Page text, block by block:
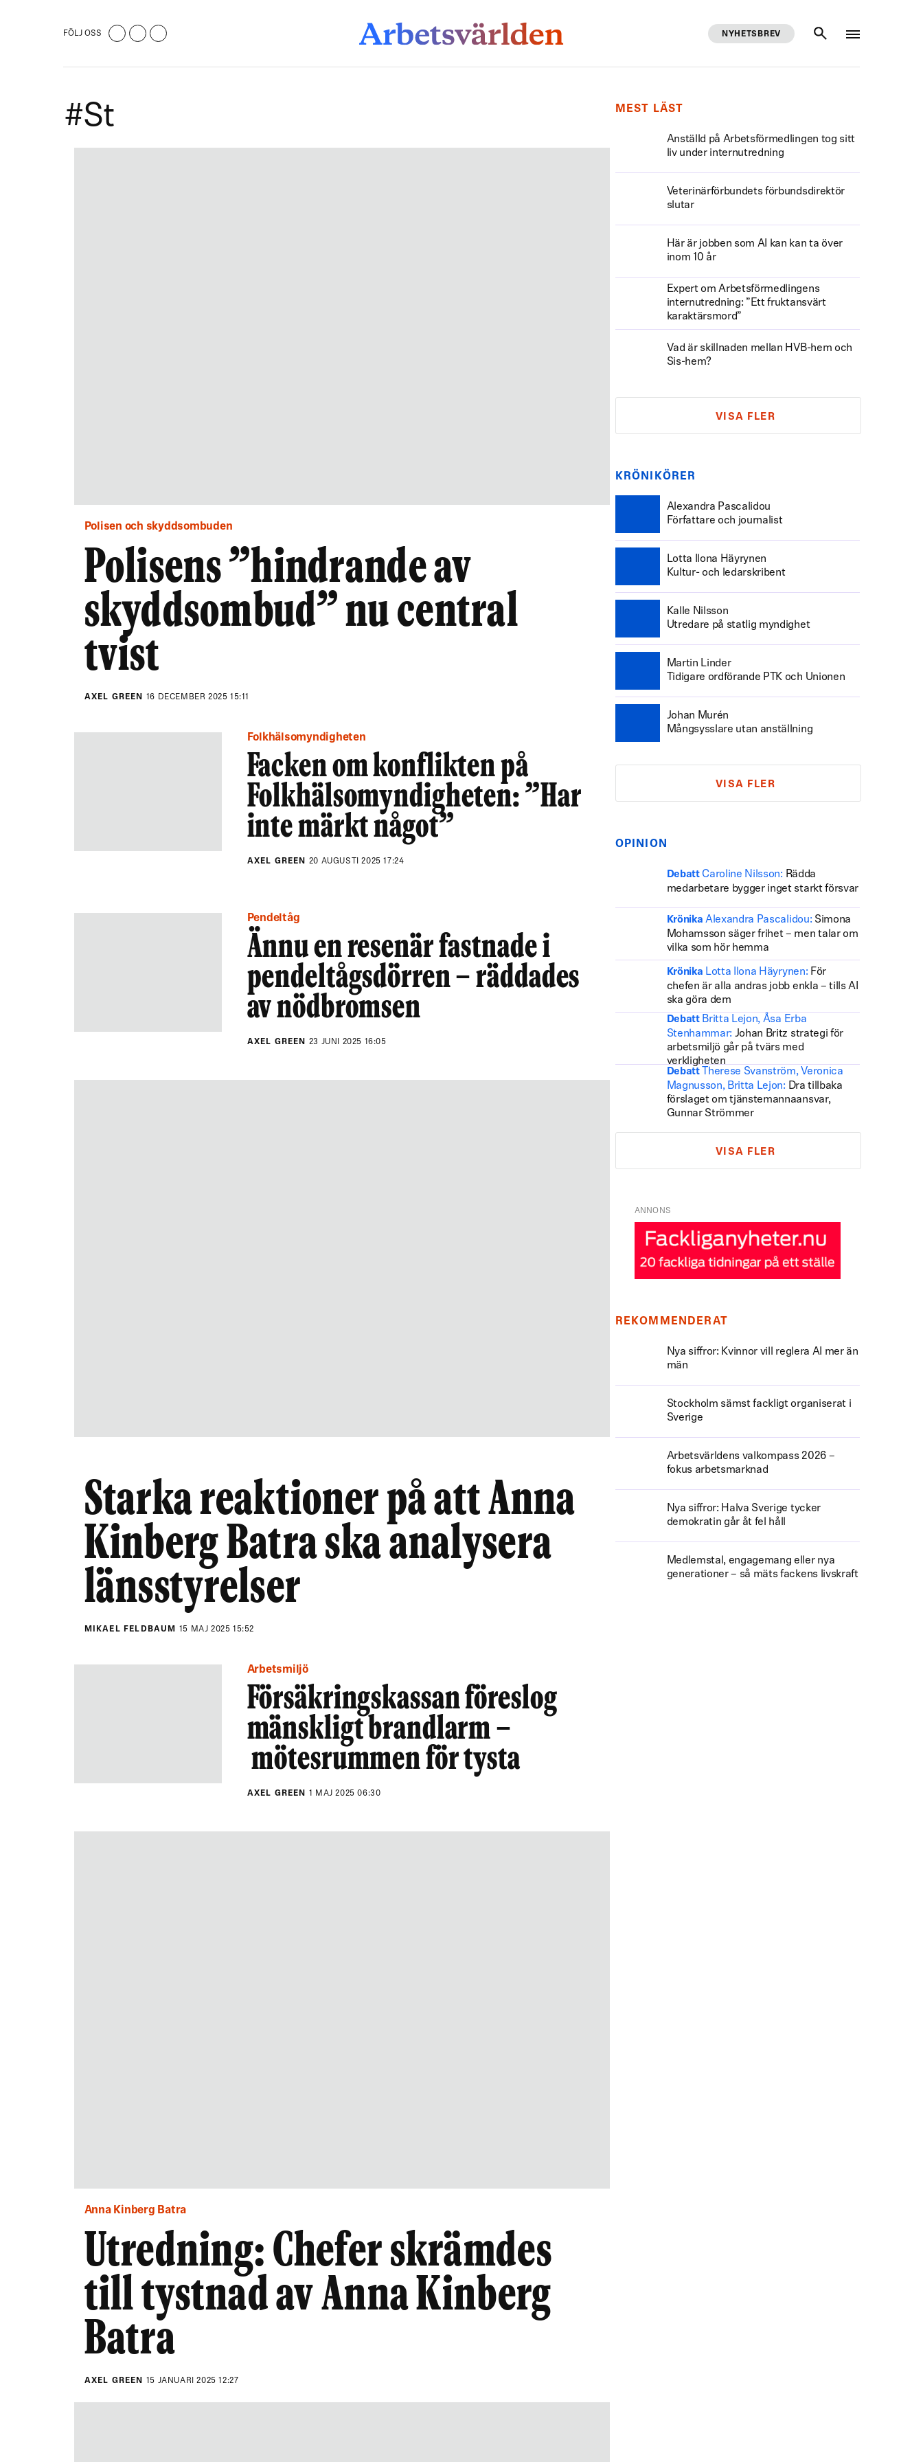
FÖLJ OSS NYHETSBREV
#st
Polisen och skyddsombuden
Polisens ”hindrande av
skyddsombud” nu central
tvist
AXEL GREEN 16 DECEMBER 2025 15:11
Folkhälsomyndigheten
Facken om konflikten på
Folkhälsomyndigheten: ”Har
inte märkt något”
AXEL GREEN 20 AUGUSTI 2025 17:24
Pendeltåg
Ännu en resenär fastnade i
pendeltågsdörren – räddades
av nödbromsen
AXEL GREEN 23 JUNI 2025 16:05
Starka reaktioner på att Anna
Kinberg Batra ska analysera
länsstyrelser
MIKAEL FELDBAUM 15 MAJ 2025 15:52
Arbetsmiljö
Försäkringskassan föreslog
mänskligt brandlarm –
mötesrummen för tysta
AXEL GREEN 1 MAJ 2025 06:30
Anna Kinberg Batra
Utredning: Chefer skrämdes
till tystnad av Anna Kinberg
Batra
AXEL GREEN 15 JANUARI 2025 12:27
MEST LÄST
Anställd på Arbetsförmedlingen tog sitt
liv under internutredning
Veterinärförbundets förbundsdirektör
slutar
Här är jobben som AI kan kan ta över
inom 10 år
Expert om Arbetsförmedlingens
internutredning: ”Ett fruktansvärt
karaktärsmord”
Vad är skillnaden mellan HVB-hem och
Sis-hem?
VISA FLER
KRÖNIKÖRER
Alexandra Pascalidou
Författare och journalist
Lotta Ilona Häyrynen
Kultur- och ledarskribent
Kalle Nilsson
Utredare på statlig myndighet
Martin Linder
Tidigare ordförande PTK och Unionen
Johan Murén
Mångsysslare utan anställning
VISA FLER
OPINION
Debatt Caroline Nilsson: Rädda
medarbetare bygger inget starkt försvar
Krönika Alexandra Pascalidou: Simona
Mohamsson säger frihet – men talar om
vilka som hör hemma
Krönika Lotta Ilona Häyrynen: För
chefen är alla andras jobb enkla – tills AI
ska göra dem
Debatt Britta Lejon, Åsa Erba
Stenhammar: Johan Britz strategi för
arbetsmiljö går på tvärs med
verkligheten
Debatt
Therese Svanström, Veronica
Magnusson, Britta Lejon: Dra tillbaka
förslaget om tjänstemannaansvar,
Gunnar Strömmer
VISA FLER
ANNONS
REKOMMENDERAT
Nya siffror: Kvinnor vill reglera AI mer än
män
Stockholm sämst fackligt organiserat i
Sverige
Arbetsvärldens valkompass 2026 –
fokus arbetsmarknad
Nya siffror: Halva Sverige tycker
demokratin går åt fel håll
Medlemstal, engagemang eller nya
generationer – så mäts fackens livskraft